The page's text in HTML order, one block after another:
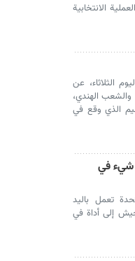
الانتخابية
الثلاثاء، عن
والشعب الهندي،
الذي وقع في
شيء في
تعمل باليد
إلى أداة في